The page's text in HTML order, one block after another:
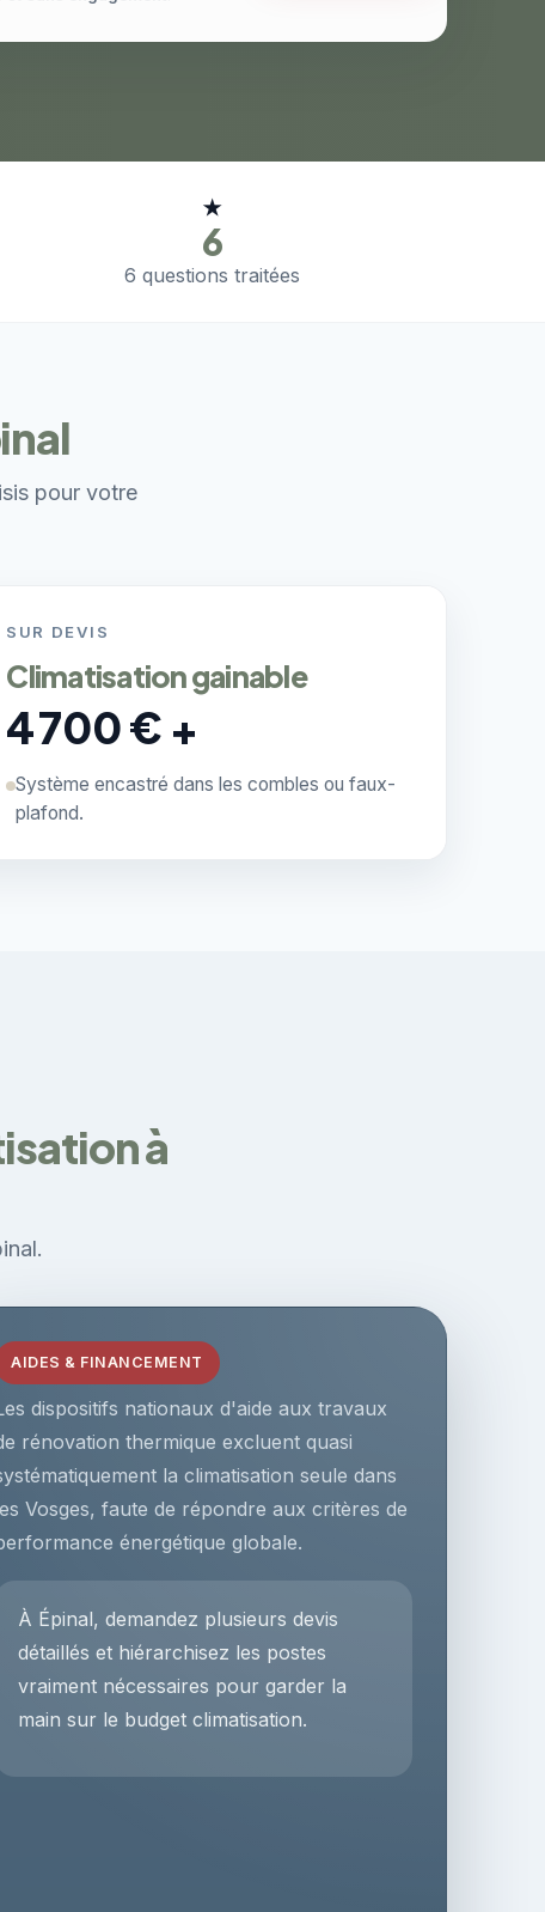
★
6
6 questions traitées
pour votre
SUR DEVIS
Climatisation gainable
4 700 € +
Système encastré dans les combles ou faux-
plafond.
à
AIDES & FINANCEMENT
dispositifs nationaux d'aide aux travaux
rénovation thermique excluent quasi
la climatisation seule dans
Vosges, faute de répondre aux critères de
énergétique globale.
À Épinal, demandez plusieurs devis
détaillés et hiérarchisez les postes
vraiment nécessaires pour garder la
main sur le budget climatisation.